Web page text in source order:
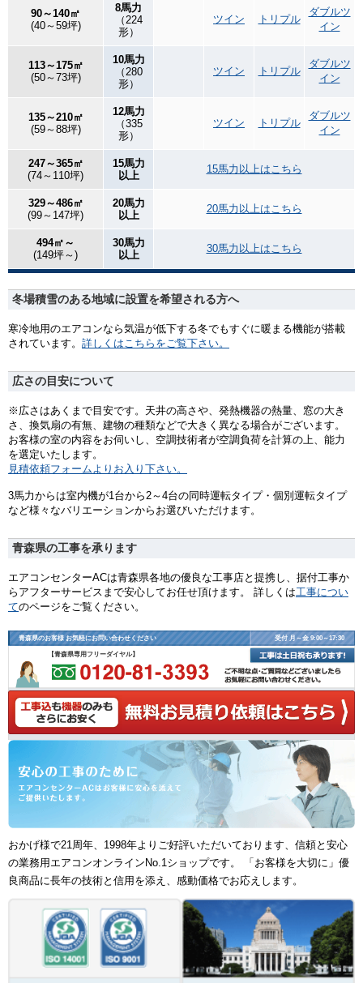
90～140㎡
(40～59坪)
8馬力
（224
形）
ツイン トリプル
ダブルツ
イン
113～175㎡
(50～73坪)
10馬力
（280
形）
ツイン トリプル
ダブルツ
イン
135～210㎡
(59～88坪)
12馬力
（335
形）
ツイン トリプル
ダブルツ
イン
247～365㎡
(74～110坪)
15馬力
以上
15馬力以上はこちら
329～486㎡
(99～147坪)
20馬力
以上
20馬力以上はこちら
494㎡～
(149坪～)
30馬力
以上
30馬力以上はこちら
冬場積雪のある地域に設置を希望される方へ
寒冷地用のエアコンなら気温が低下する冬でもすぐに暖まる機能が搭載
されています。 詳しくはこちらをご覧下さい。
広さの目安について
※広さはあくまで目安です。天井の高さや、発熱機器の熱量、窓の大き
さ、換気扇の有無、建物の種類などで大きく異なる場合がございます。
お客様の室の内容をお伺いし、空調技術者が空調負荷を計算の上、能力
を選定いたします。
見積依頼フォームよりお入り下さい。
3馬力からは室内機が1台から2～4台の同時運転タイプ・個別運転タイプ
など様々なバリエーションからお選びいただけます。
青森県の工事を承ります
エアコンセンターACは青森県各地の優良な工事店と提携し、据付工事か
らアフターサービスまで安心してお任せ頂けます。 詳しくは工事につい
てのページをご覧ください。
青森県のお客様 お気軽にお問い合わせください 受付 月～金 9:00～17:30
【青森県専用フリーダイヤル】
おかげ様で21周年、1998年よりご好評いただいております、信頼と安心
の業務用エアコンオンラインNo.1ショップです。 「お客様を大切に」優
良商品に長年の技術と信用を添え、感動価格でお応えします。